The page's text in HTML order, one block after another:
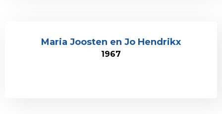
Maria Joosten en Jo Hendrikx
1967